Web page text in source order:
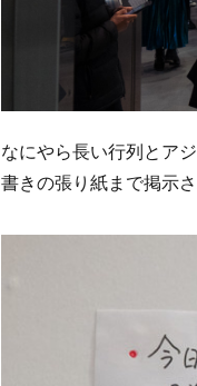
なにやら長い行列とア
書きの張り紙まで掲示さ